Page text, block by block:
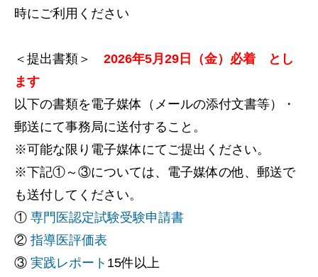
時にご利用ください
＜提出書類＞ 2026年5月29日（金）必着 とし
ます
以下の書類を電子媒体（メールの添付文書等）・
郵送にて事務局に送付すること。
※可能な限り電子媒体にてご提出ください。
※下記①～③については、電子媒体の他、郵送で
も送付してください。
① 専門医認定試験受験申請書
② 指導医評価表
③ 実践レポート 15件以上